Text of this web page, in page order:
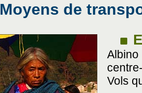
Moyens de
Vols